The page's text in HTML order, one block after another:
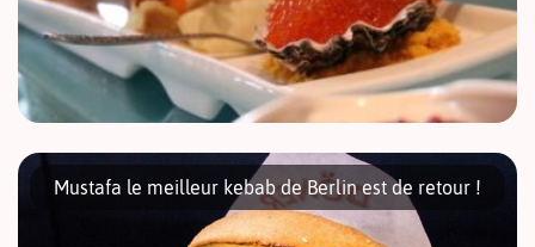
Colorée, simple et saine, elle fait du bien à la santé comme
au moral. Des recettes authentiques et […]
« On mange quoi ce soir ? »: difficile question à laquelle il faut
quotidiennement trouver une réponse. Et pourquoi pas un repas
russe ? À Berlin, de nombreux supermarchés et traiteurs […]
Mustafa le meilleur kebab de Berlin est de retour !